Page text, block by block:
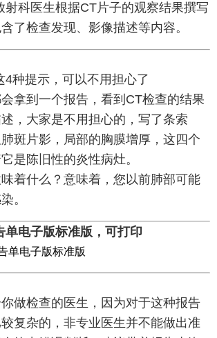
射科医生根据CT片子的观察结果撰写
了检查发现、影像描述等内容。
4种提示，可以不用担心了
拿到一个报告，看到CT检查的结果
，大家是不用担心的，写了条索
斑片影，局部的胸膜增厚，这四个
是陈旧性的炎性病灶。
着什么？意味着，您以前肺部可能
。
单电子版标准版，可打印
单电子版标准版
做检查的医生，因为对于这种报告
复杂的，非专业医生并不能做出准